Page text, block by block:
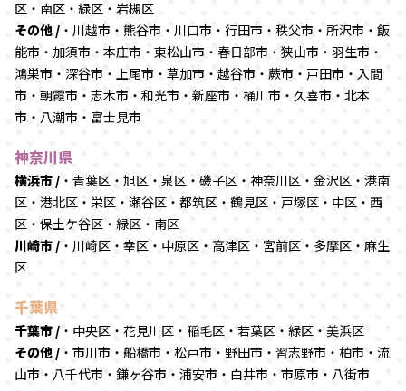
区・南区・緑区・岩槻区
その他 / ・川越市・熊谷市・川口市・行田市・秩父市・所沢市・飯
能市・加須市・本庄市・東松山市・春日部市・狭山市・羽生市・
鴻巣市・深谷市・上尾市・草加市・越谷市・蕨市・戸田市・入間
市・朝霞市・志木市・和光市・新座市・桶川市・久喜市・北本
市・八潮市・富士見市
神奈川県
横浜市 / ・青葉区・旭区・泉区・磯子区・神奈川区・金沢区・港南
区・港北区・栄区・瀬谷区・都筑区・鶴見区・戸塚区・中区・西
区・保土ケ谷区・緑区・南区
川崎市 / ・川崎区・幸区・中原区・高津区・宮前区・多摩区・麻生
区
千葉県
千葉市 / ・中央区・花見川区・稲毛区・若葉区・緑区・美浜区
その他 / ・市川市・船橋市・松戸市・野田市・習志野市・柏市・流
山市・八千代市・鎌ヶ谷市・浦安市・白井市・市原市・八街市